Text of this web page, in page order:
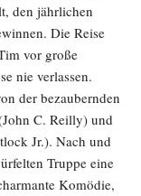
den jährlichen
Die Reise
vor große
nie verlassen.
der bezaubernden
C. Reilly) und
Jr.). Nach und
Truppe eine
Komödie,